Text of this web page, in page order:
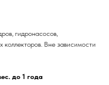
гидронасосов,
коллекторов. Вне зависимости
до 1 года